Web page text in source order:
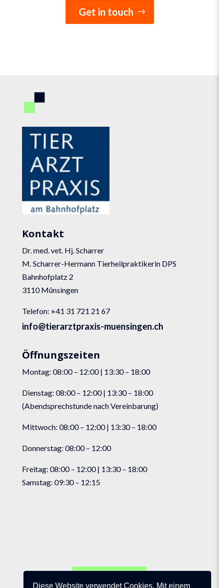
Diese Website verwendet Cookies. Mit einem
Get in touch
Kontakt
Dr. med. vet. Hj. Scharrer
M. Scharrer-Hermann Tierheilpraktikerin DPS
Bahnhofplatz 2
3110 Münsingen
Telefon: +41 31 721 21 67
info@tierarztpraxis-muensingen.ch
Öffnungszeiten
Montag: 08:00 – 12:00 | 13:30 – 18:00
Dienstag: 08:00 – 12:00 | 13:30 – 18:00
(Abendsprechstunde nach Vereinbarung)
Mittwoch: 08:00 – 12:00 | 13:30 – 18:00
Donnerstag: 08:00 – 12:00
Freitag: 08:00 – 12:00 | 13:30 – 18:00
Samstag: 09:30 – 12:15